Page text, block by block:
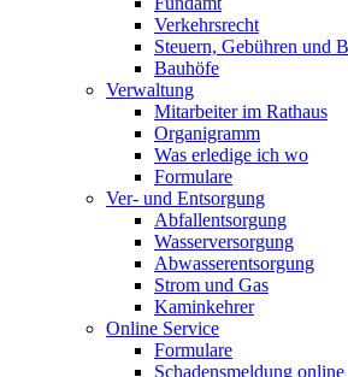
Verkehrsrecht
Steuern, Gebühren und
Bauhöfe
Verwaltung
Mitarbeiter im Rathaus
Organigramm
Was erledige ich wo
Formulare
Ver- und Entsorgung
Abfallentsorgung
Wasserversorgung
Abwasserentsorgung
Strom und Gas
Kaminkehrer
Online Service
Formulare
Schadensmeldung online